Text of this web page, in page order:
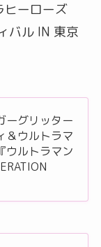
ヒーローズ
バル IN 東京
ーグリッター
＆ウルトラマ
ウルトラマン